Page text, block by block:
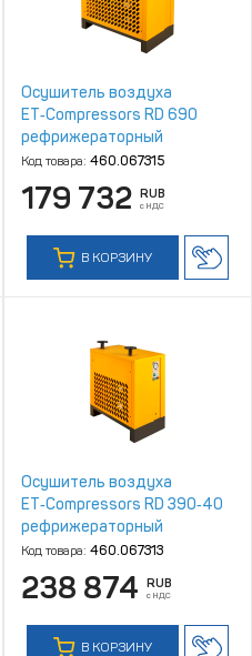
Осушитель воздуха
ET‑Compressors RD 690
рефрижераторный
Код товара: 460.067315
179 732 RUB
с НДС
В КОРЗИНУ
Осушитель воздуха
ET‑Compressors RD 390‑40
рефрижераторный
Код товара: 460.067313
238 874 RUB
с НДС
В КОРЗИНУ